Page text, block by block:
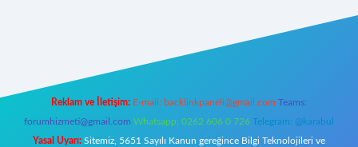
Reklam ve İletişim: E-mail: backlinkpaneli@gmail.com Teams:
forumhizmeti@gmail.com Whatsapp: 0262 606 0 726 Telegram: @karabul
Yasal Uyarı: Sitemiz, 5651 Sayılı Kanun gereğince Bilgi Teknolojileri ve